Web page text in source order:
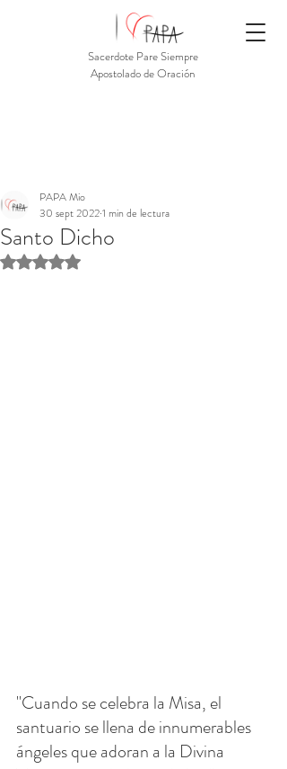
Sacerdote Pare Siempre
Apostolado de Oración
Santo Dicho
PAPA Mio
30 sept 20221 min de lectura
Obtuvo NaN de 5 estrellas.
"Cuando se celebra la Misa, el
santuario se llena de innumerables
ángeles que adoran a la Divina